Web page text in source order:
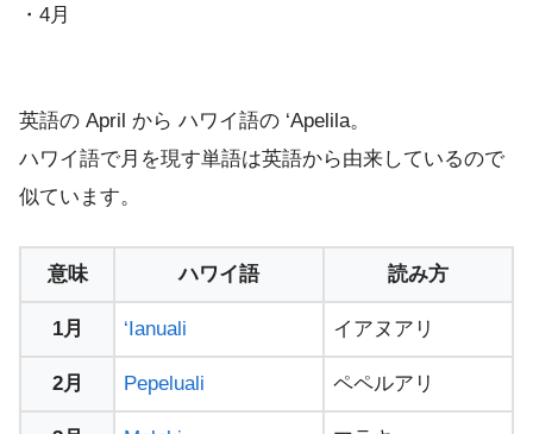
・4月
英語の April から ハワイ語の ‘Apelila。
ハワイ語で月を現す単語は英語から由来しているので
似ています。
意味 ハワイ語 読み方
1月 ‘Ianuali イアヌアリ
2月 Pepeluali ペペルアリ